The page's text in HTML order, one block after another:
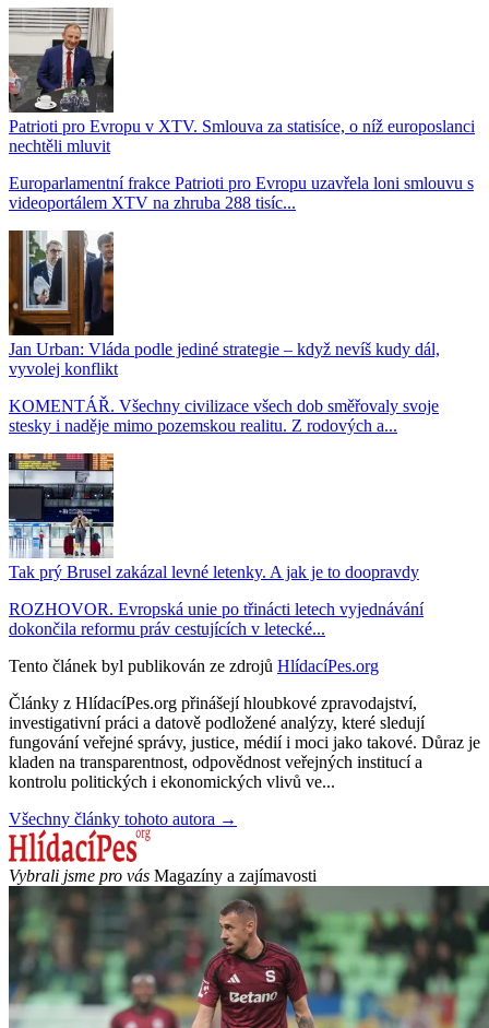
Patrioti pro Evropu v XTV. Smlouva za statisíce, o níž europoslanci
nechtěli mluvit
Europarlamentní frakce Patrioti pro Evropu uzavřela loni smlouvu s
videoportálem XTV na zhruba 288 tisíc...
Jan Urban: Vláda podle jediné strategie – když nevíš kudy dál,
vyvolej konflikt
KOMENTÁŘ. Všechny civilizace všech dob směřovaly svoje
stesky i naděje mimo pozemskou realitu. Z rodových a...
Tak prý Brusel zakázal levné letenky. A jak je to doopravdy
ROZHOVOR. Evropská unie po třinácti letech vyjednávání
dokončila reformu práv cestujících v letecké...
Tento článek byl publikován ze zdrojů HlídacíPes.org
Články z HlídacíPes.org přinášejí hloubkové zpravodajství,
investigativní práci a datově podložené analýzy, které sledují
fungování veřejné správy, justice, médií i moci jako takové. Důraz je
kladen na transparentnost, odpovědnost veřejných institucí a
kontrolu politických i ekonomických vlivů ve...
Všechny články tohoto autora →
Vybrali jsme pro vás Magazíny a zajímavosti